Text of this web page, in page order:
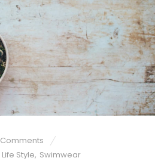
Comments
Life Style, Swimwear